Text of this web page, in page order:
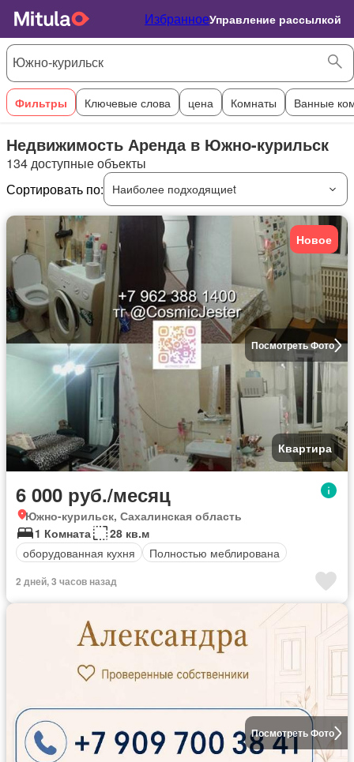
ИзбранноеУправление рассылкой
Фильтры Ключевые слова цена Комнаты Ванные
Недвижимость Аренда в Южно-курильск
134 доступные объекты
Сортировать по:
Наиболее подходящиеt
Посмотреть Фото
Новое
Квартира
6 000 руб./месяц
Южно-курильск, Сахалинская область
1 Комната
28 кв.м
оборудованная кухня
Полностью меблирована
2 дней, 3 часов назад
Посмотреть Фото